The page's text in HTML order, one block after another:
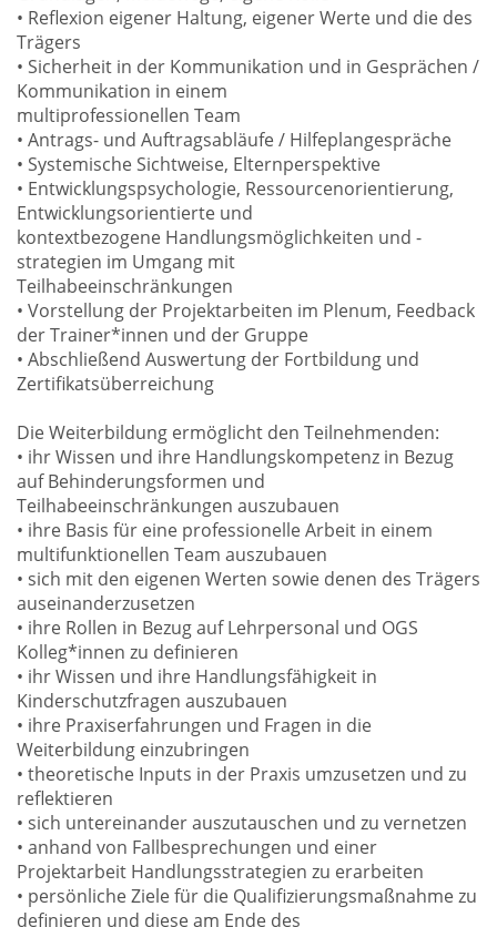
• Reflexion eigener Haltung, eigener Werte und die des
Trägers
• Sicherheit in der Kommunikation und in Gesprächen /
Kommunikation in einem
multiprofessionellen Team
• Antrags- und Auftragsabläufe / Hilfeplangespräche
• Systemische Sichtweise, Elternperspektive
• Entwicklungspsychologie, Ressourcenorientierung,
Entwicklungsorientierte und
kontextbezogene Handlungsmöglichkeiten und -
strategien im Umgang mit
Teilhabeeinschränkungen
• Vorstellung der Projektarbeiten im Plenum, Feedback
der Trainer*innen und der Gruppe
• Abschließend Auswertung der Fortbildung und
Zertifikatsüberreichung
Die Weiterbildung ermöglicht den Teilnehmenden:
• ihr Wissen und ihre Handlungskompetenz in Bezug
auf Behinderungsformen und
Teilhabeeinschränkungen auszubauen
• ihre Basis für eine professionelle Arbeit in einem
multifunktionellen Team auszubauen
• sich mit den eigenen Werten sowie denen des Trägers
auseinanderzusetzen
• ihre Rollen in Bezug auf Lehrpersonal und OGS
Kolleg*innen zu definieren
• ihr Wissen und ihre Handlungsfähigkeit in
Kinderschutzfragen auszubauen
• ihre Praxiserfahrungen und Fragen in die
Weiterbildung einzubringen
• theoretische Inputs in der Praxis umzusetzen und zu
reflektieren
• sich untereinander auszutauschen und zu vernetzen
• anhand von Fallbesprechungen und einer
Projektarbeit Handlungsstrategien zu erarbeiten
• persönliche Ziele für die Qualifizierungsmaßnahme zu
definieren und diese am Ende des